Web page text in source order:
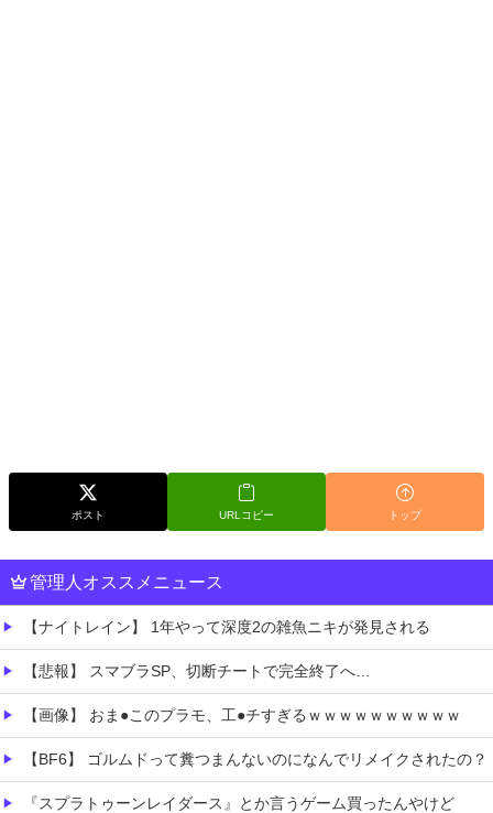
ポスト URLコピー トップ
管理人オススメニュース
【ナイトレイン】 1年やって深度2の雑魚ニキが発見される
【悲報】 スマブラSP、切断チートで完全終了へ…
【画像】 おま●このプラモ、工●チすぎるｗｗｗｗｗｗｗｗｗｗ
【BF6】 ゴルムドって糞つまんないのになんでリメイクされたの？
『スプラトゥーンレイダース』とか言うゲーム買ったんやけど